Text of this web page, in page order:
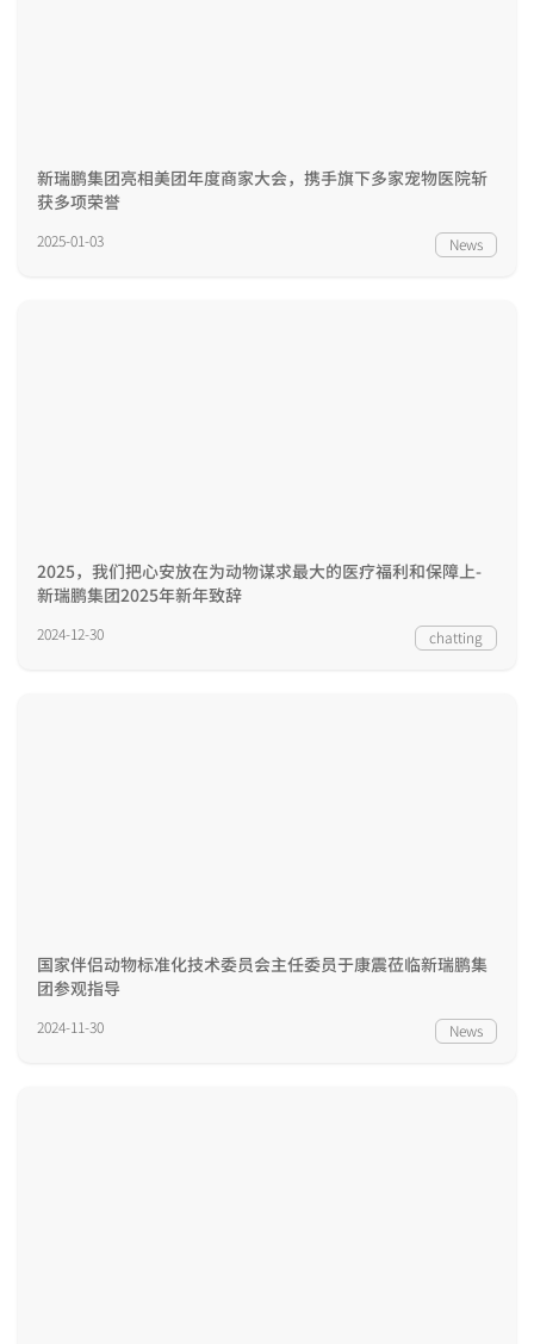
新瑞鹏集团亮相美团年度商家大会，携手旗下多家宠物医院斩
获多项荣誉
2025-01-03 News
2025，我们把心安放在为动物谋求最大的医疗福利和保障上-
新瑞鹏集团2025年新年致辞
2024-12-30 chatting
国家伴侣动物标准化技术委员会主任委员于康震莅临新瑞鹏集
团参观指导
2024-11-30 News